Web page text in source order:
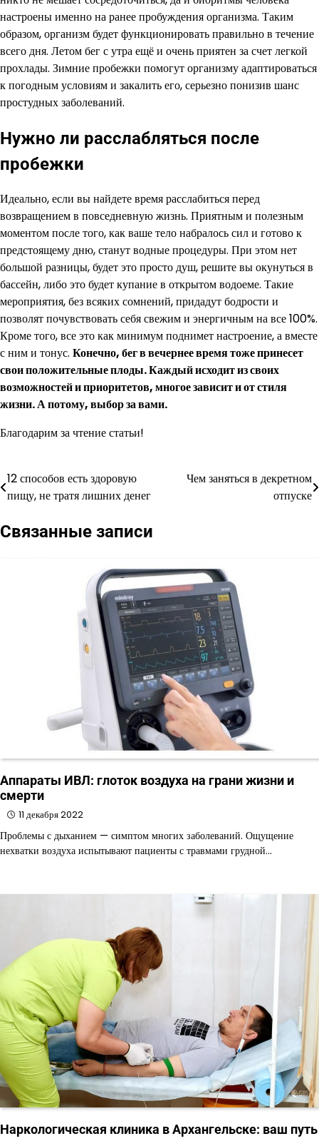
настроены именно на ранее пробуждения организма. Таким
образом, организм будет функционировать правильно в течение
всего дня. Летом бег с утра ещё и очень приятен за счет легкой
прохлады. Зимние пробежки помогут организму адаптироваться
к погодным условиям и закалить его, серьезно понизив шанс
простудных заболеваний.
Нужно ли расслабляться после
пробежки
Идеально, если вы найдете время расслабиться перед
возвращением в повседневную жизнь. Приятным и полезным
моментом после того, как ваше тело набралось сил и готово к
предстоящему дню, станут водные процедуры. При этом нет
большой разницы, будет это просто душ, решите вы окунуться в
бассейн, либо это будет купание в открытом водоеме. Такие
мероприятия, без всяких сомнений, придадут бодрости и
позволят почувствовать себя свежим и энергичным на все 100%.
Кроме того, все это как минимум поднимет настроение, а вместе
с ним и тонус. Конечно, бег в вечернее время тоже принесет
свои положительные плоды. Каждый исходит из своих
возможностей и приоритетов, многое зависит и от стиля
жизни. А потому, выбор за вами.
Благодарим за чтение статьи!
Навигация
записям
12 способов есть здоровую
пищу, не тратя лишних денег
Чем заняться в декретном
отпуске
Связанные записи
Аппараты ИВЛ: глоток воздуха на грани жизни и
смерти
11 декабря 2022
Проблемы с дыханием — симптом многих заболеваний. Ощущение
нехватки воздуха испытывают пациенты с травмами грудной…
Наркологическая клиника в Архангельске: ваш путь